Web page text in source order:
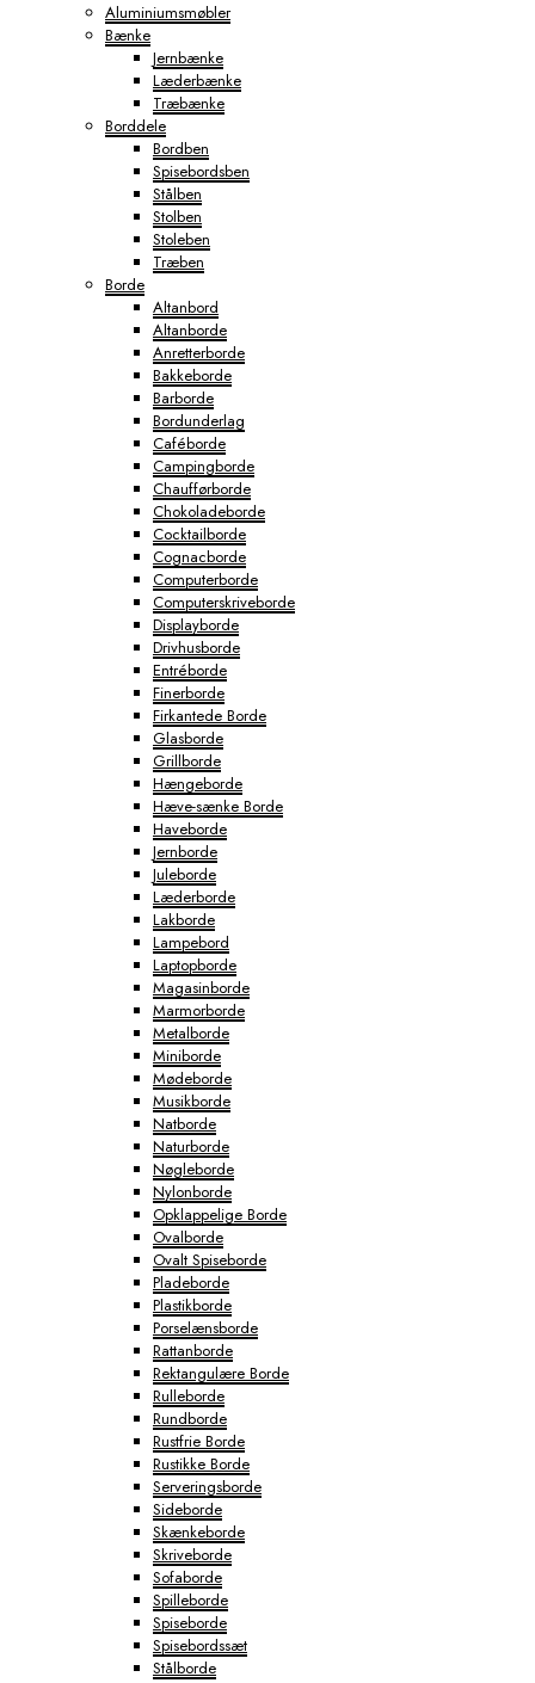
Aluminiumsmøbler
Bænke
Jernbænke
Læderbænke
Træbænke
Borddele
Bordben
Spisebordsben
Stålben
Stolben
Stoleben
Træben
Borde
Altanbord
Altanborde
Anretterborde
Bakkeborde
Barborde
Bordunderlag
Caféborde
Campingborde
Chaufførborde
Chokoladeborde
Cocktailborde
Cognacborde
Computerborde
Computerskriveborde
Displayborde
Drivhusborde
Entréborde
Finerborde
Firkantede Borde
Glasborde
Grillborde
Hængeborde
Hæve-sænke Borde
Haveborde
Jernborde
Juleborde
Læderborde
Lakborde
Lampebord
Laptopborde
Magasinborde
Marmorborde
Metalborde
Miniborde
Mødeborde
Musikborde
Natborde
Naturborde
Nøgleborde
Nylonborde
Opklappelige Borde
Ovalborde
Ovalt Spiseborde
Pladeborde
Plastikborde
Porselænsborde
Rattanborde
Rektangulære Borde
Rulleborde
Rundborde
Rustfrie Borde
Rustikke Borde
Serveringsborde
Sideborde
Skænkeborde
Skriveborde
Sofaborde
Spilleborde
Spiseborde
Spisebordssæt
Stålborde